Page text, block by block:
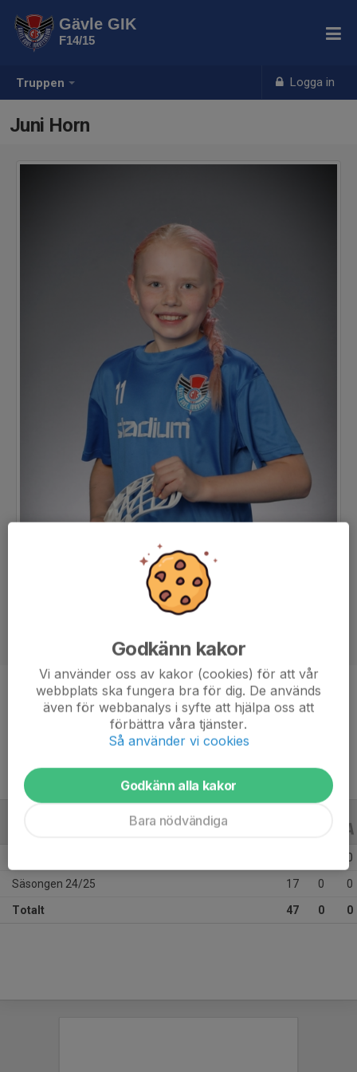
Truppen Logga in
Gävle GIK
F14/15
Juni Horn
Position
-
11 år
ALLA ÅR
0
Säsongen 24/25 17 0 0
Totalt 47 0 0
Godkänn kakor
Vi använder oss av kakor (cookies) för att vår
webbplats ska fungera bra för dig. De används
även för webbanalys i syfte att hjälpa oss att
förbättra våra tjänster.
Så använder vi cookies
Godkänn alla kakor
Bara nödvändiga